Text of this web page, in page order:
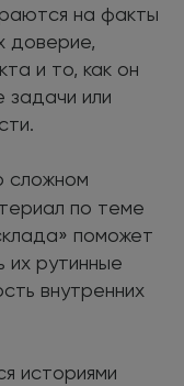
на факты
доверие,
и то, как он
задачи или
сложном
по теме
поможет
их рутинные
внутренних
историями